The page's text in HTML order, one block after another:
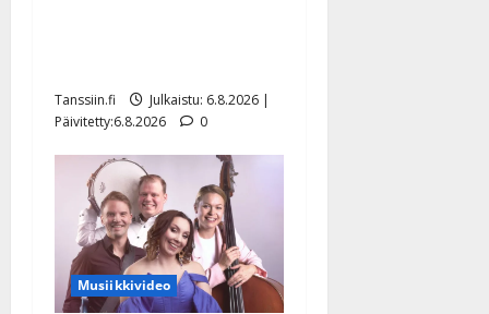
Tanssiin.fi
Julkaistu: 6.8.2026 |
Päivitetty:6.8.2026
0
Musiikkivideo